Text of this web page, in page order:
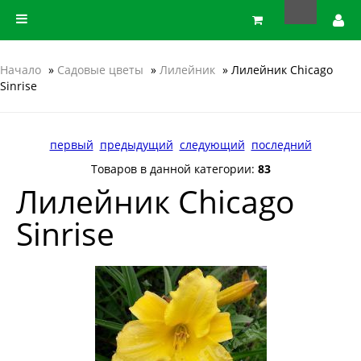
Начало » Садовые цветы » Лилейник » Лилейник Chicago
Sinrise
первый предыдущий следующий последний
Товаров в данной категории: 83
Лилейник Chicago
Sinrise